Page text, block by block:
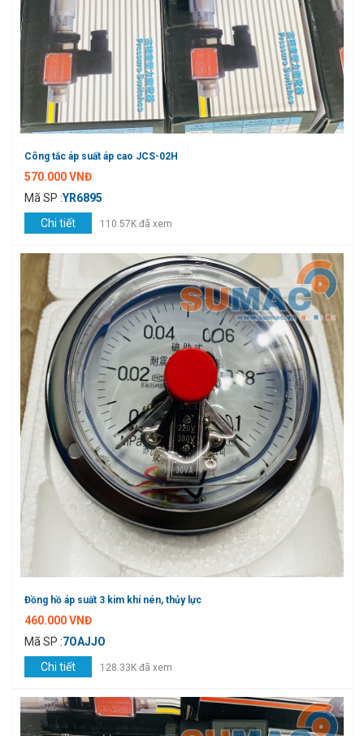
Công tắc áp suất áp cao JCS-02H
570.000 VNĐ
Mã SP :YR6895
Chi tiết
110.57K đã xem
Đồng hồ áp suất 3 kim khí nén, thủy lực
460.000 VNĐ
Mã SP :7OAJJO
Chi tiết
128.33K đã xem